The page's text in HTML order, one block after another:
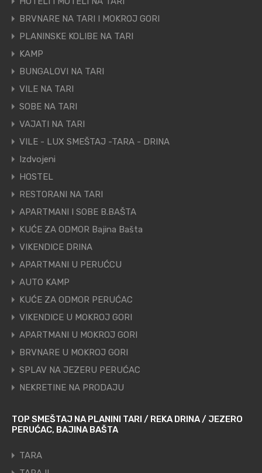
BRVNARE NA TARI I MOKROJ GORI
PLANINSKE KOLIBE NA TARI
KAMP
BUNGALOVI NA TARI
VILE NA TARI
SOBE NA TARI
VAJATI NA TARI
VILE - LUX SMEŠTAJ -TARA - DRINA
Izdvojeni
HOSTEL
RESTORANI NA TARI
APARTMANI I SOBE B.BAŠTA
KUĆE ZA ODMOR Bajina Bašta
VIKENDICE DRINA
APARTMANI U PERUĆCU
AUTO KAMP
KUĆE ZA ODMOR PERUĆAC
VIKENDICE U MOKROJ GORI
APARTMANI U MOKROJ GORI
BRVNARE U MOKROJ GORI
SPLAV NA JEZERU PERUĆAC
NEKRETINE NA PRODAJU
TOP SMEŠTAJ NA PLANINI TARI / REKA DRINA / JEZERO
PERUĆAC, BAJINA BAŠTA
TARA